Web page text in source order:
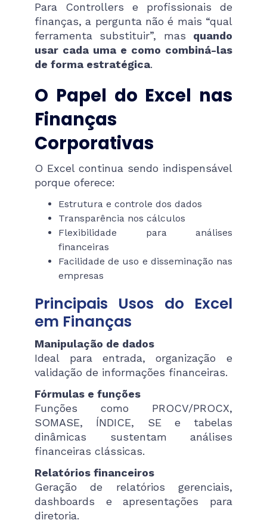
Para Controllers e profissionais de
finanças, a pergunta não é mais “qual
ferramenta substituir”, mas quando
usar cada uma e como combiná-las
de forma estratégica.
O Papel do Excel nas
Finanças
Corporativas
O Excel continua sendo indispensável
porque oferece:
Estrutura e controle dos dados
Transparência nos cálculos
Flexibilidade para análises
financeiras
Facilidade de uso e disseminação nas
empresas
Principais Usos do Excel
em Finanças
Manipulação de dados
Ideal para entrada, organização e
validação de informações financeiras.
Fórmulas e funções
Funções como PROCV/PROCX,
SOMASE, ÍNDICE, SE e tabelas
dinâmicas sustentam análises
financeiras clássicas.
Relatórios financeiros
Geração de relatórios gerenciais,
dashboards e apresentações para
diretoria.